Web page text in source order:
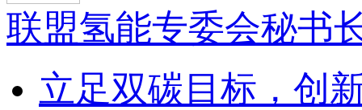
联盟氢能专委会秘书
立足双碳目标，创